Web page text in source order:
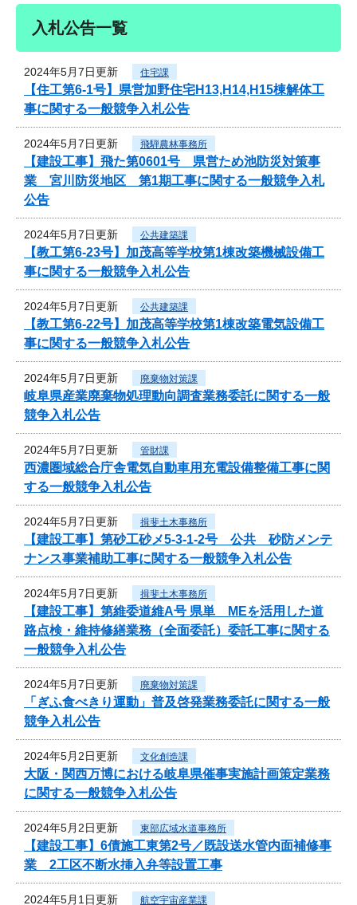
入札公告一覧
2024年5月7日更新 住宅課
【住工第6-1号】県営加野住宅H13,H14,H15棟解体工
事に関する一般競争入札公告
2024年5月7日更新 飛騨農林事務所
【建設工事】飛た第0601号 県営ため池防災対策事
業 宮川防災地区 第1期工事に関する一般競争入札
公告
2024年5月7日更新 公共建築課
【教工第6-23号】加茂高等学校第1棟改築機械設備工
事に関する一般競争入札公告
2024年5月7日更新 公共建築課
【教工第6-22号】加茂高等学校第1棟改築電気設備工
事に関する一般競争入札公告
2024年5月7日更新 廃棄物対策課
岐阜県産業廃棄物処理動向調査業務委託に関する一般
競争入札公告
2024年5月7日更新 管財課
西濃圏域総合庁舎電気自動車用充電設備整備工事に関
する一般競争入札公告
2024年5月7日更新 揖斐土木事務所
【建設工事】第砂工砂メ5-3-1-2号 公共 砂防メンテ
ナンス事業補助工事に関する一般競争入札公告
2024年5月7日更新 揖斐土木事務所
【建設工事】第維委道維A号 県単 MEを活用した道
路点検・維持修繕業務（全面委託）委託工事に関する
一般競争入札公告
2024年5月7日更新 廃棄物対策課
「ぎふ食べきり運動」普及啓発業務委託に関する一般
競争入札公告
2024年5月2日更新 文化創造課
大阪・関西万博における岐阜県催事実施計画策定業務
に関する一般競争入札公告
2024年5月2日更新 東部広域水道事務所
【建設工事】6債施工東第2号／既設送水管内面補修事
業 2工区不断水挿入弁等設置工事
2024年5月1日更新 航空宇宙産業課